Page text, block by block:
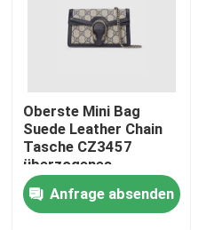
Videos
Über uns
Fabrik-Ausflug
Oberste Mini Bag
Suede Leather Chain
Tasche CZ3457
überzogenes
Segeltuch Dionysus
GG Anfrage absenden